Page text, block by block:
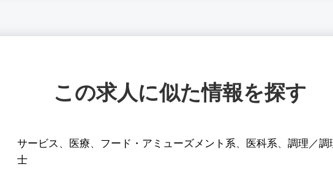
この求人に似た情報を探す
サービス 、 医療、 フード・アミューズメント系、 医科系、 調理／調
士